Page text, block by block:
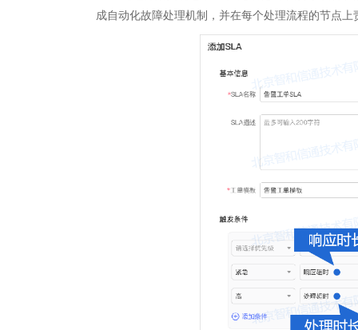
成自动化故障处理机制，并在每个处理流程的节点